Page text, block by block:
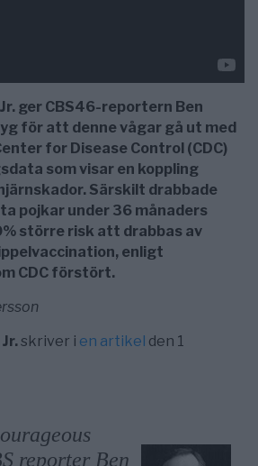
Jr. ger CBS46-reportern Ben
för att denne vågar gå ut med
for Disease Control (CDC)
som visar en koppling
Särskilt drabbade
pojkar under 36 månaders
större risk att drabbas av
enligt
CDC förstört.
skriver i en artikel den 1
reporter Ben